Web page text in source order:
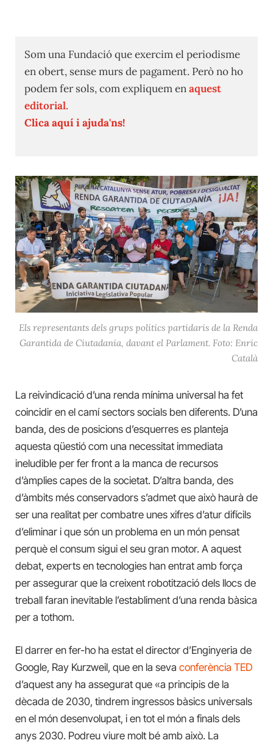
Som una Fundació que exercim el periodisme
en obert, sense murs de pagament. Però no ho
podem fer sols, com expliquem enaquest
editorial.
Clica aquí i ajuda'ns!
Els representants dels grups polítics partidaris de la Renda
Garantida de Ciutadania, davant el Parlament. Foto: Enric
Català
La reivindicació d’una renda mínima universal ha fet
coincidir en el camí sectors socials ben diferents. D’una
banda, des de posicions d’esquerres es planteja
aquesta qüestió com una necessitat immediata
ineludible per fer front a la manca de recursos
d’àmplies capes de la societat. D’altra banda, des
d’àmbits més conservadors s’admet que això haurà de
ser una realitat per combatre unes xifres d’atur difícils
d’eliminar i que són un problema en un món pensat
perquè el consum sigui el seu gran motor. A aquest
debat, experts en tecnologies han entrat amb força
per assegurar que la creixent robotització dels llocs de
treball faran inevitable l’establiment d’una renda bàsica
per a tothom.
El darrer en fer-ho ha estat el director d’Enginyeria de
Google, Ray Kurzweil, que en la seva conferència TED
d’aquest any ha assegurat que «a principis de la
dècada de 2030, tindrem ingressos bàsics universals
en el món desenvolupat, i en tot el món a finals dels
anys 2030. Podreu viure molt bé amb això. La